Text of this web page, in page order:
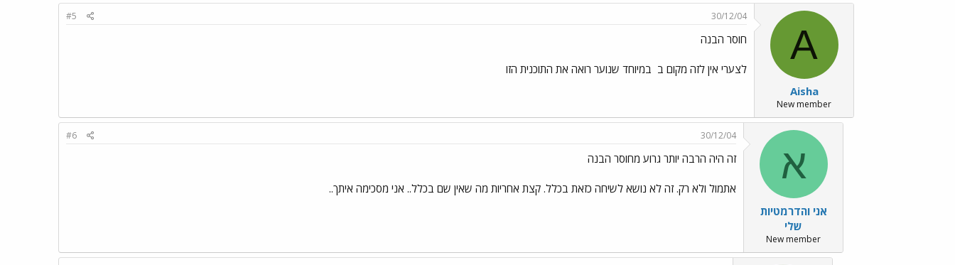
A
Aisha
New member
30/12/04
#5
חוסר הבנה
לצערי אין לזה מקום ב במיוחד שנוער רואה את התוכנית הזו
א
אני והדרמטיות
שלי
New member
30/12/04
#6
זה היה הרבה יותר גרוע מחוסר הבנה
אתמול ולא רק. זה לא נושא לשיחה כזאת בכלל. קצת אחריות מה שאין שם בכלל.. אני מסכימה איתך..